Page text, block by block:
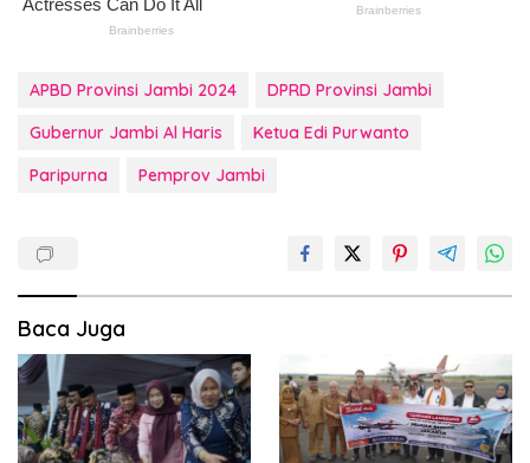
APBD Provinsi Jambi 2024
DPRD Provinsi Jambi
Gubernur Jambi Al Haris
Ketua Edi Purwanto
Paripurna
Pemprov Jambi
Baca Juga